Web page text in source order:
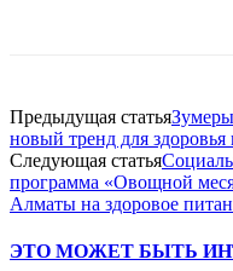
Предыдущая статья
новый тренд для
Следующая статья
программа «Овощной
Алматы на здоровое
ЭТО МОЖЕТ БЫТЬ